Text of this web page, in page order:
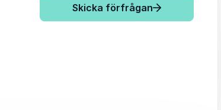
Skicka förfrågan: David